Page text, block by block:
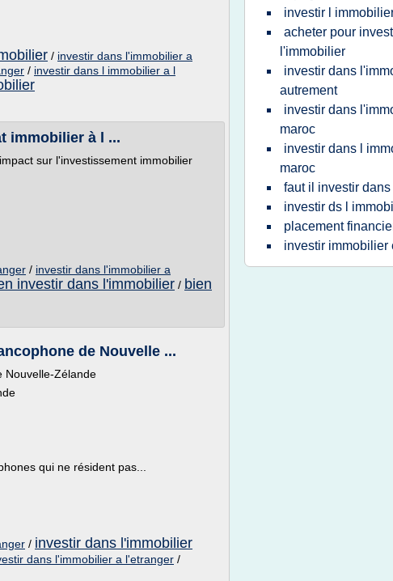
/ investir dans l'immobilier a
/ investir dans l immobilier a l
immobilier à l ...
sur l'investissement immobilier
/ investir dans l'immobilier a
investir dans l'immobilier / bien
de Nouvelle ...
Nouvelle-Zélande
qui ne résident pas...
/ investir dans l'immobilier
dans l'immobilier a l'etranger /
investir l
acheter pour
l'immobilier
investir dans
autrement
investir dans
maroc
investir dans l
maroc
faut il investir
investir ds l
placement
investir immobilier